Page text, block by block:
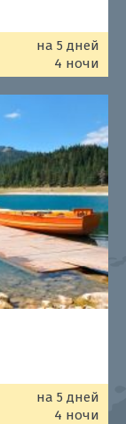
на 5 дней
4 ночи
на 5 дней
4 ночи